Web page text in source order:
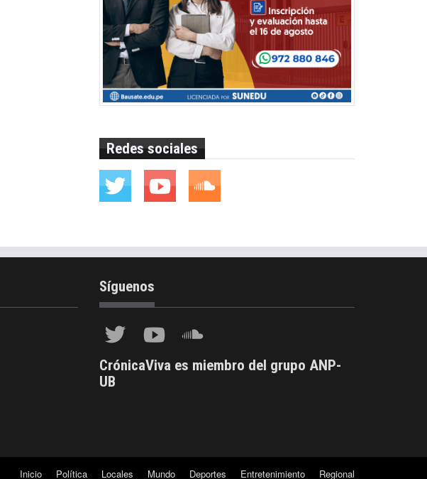
Redes sociales
Síguenos
CrónicaViva es miembro del grupo ANP-
UB
Inicio Política Locales Mundo Deportes Entretenimiento Regional